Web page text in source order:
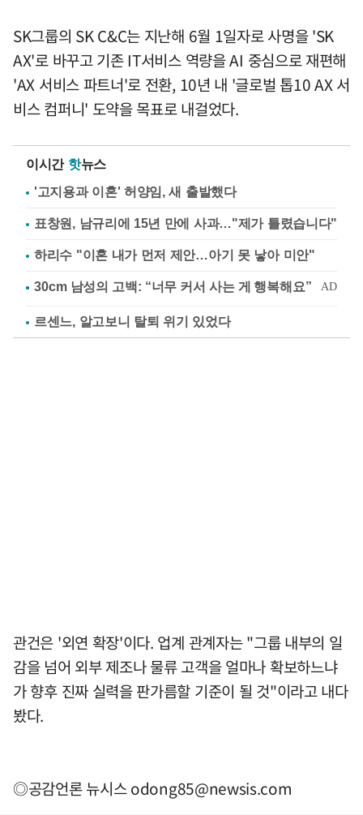
SK그룹의 SK C&C는 지난해 6월 1일자로 사명을 'SK
AX'로 바꾸고 기존 IT서비스 역량을 AI 중심으로 재편해
'AX 서비스 파트너'로 전환, 10년 내 '글로벌 톱10 AX 서
비스 컴퍼니' 도약을 목표로 내걸었다.
이시간 핫뉴스
'고지용과 이혼' 허양임, 새 출발했다
표창원, 남규리에 15년 만에 사과…"제가 틀렸습니다"
하리수 "이혼 내가 먼저 제안…아기 못 낳아 미안"
르센느, 알고보니 탈퇴 위기 있었다
관건은 '외연 확장'이다. 업계 관계자는 "그룹 내부의 일
감을 넘어 외부 제조나 물류 고객을 얼마나 확보하느냐
가 향후 진짜 실력을 판가름할 기준이 될 것"이라고 내다
봤다.
◎공감언론 뉴시스odong85@newsis.com